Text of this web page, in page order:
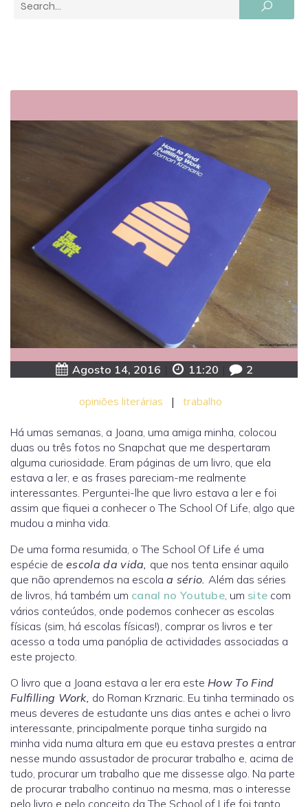
Agosto 14, 2016 11:20 2
opiniões literárias | trabalho
Há umas semanas, a Joana, uma amiga minha, colocou
duas ou três fotos no Snapchat que me despertaram
alguma curiosidade. Eram páginas de um livro, que ela
estava a ler, e as frases pareciam-me realmente
interessantes. Perguntei-lhe que livro estava a ler e foi
assim que fiquei a conhecer o The School Of Life, algo que
mudou a minha vida.
De uma forma resumida, o The School Of Life é uma
espécie de escola da vida, que nos tenta ensinar aquilo
que não aprendemos na escola a sério. Além das séries
de livros, há também um canal no Youtube, um site com
vários conteúdos, onde podemos conhecer as escolas
físicas (sim, há escolas físicas!), comprar os livros e ter
acesso a toda uma panóplia de actividades associadas a
este projecto.
O livro que a Joana estava a ler era este How To Find
Fulfilling Work, do Roman Krznaric. Eu tinha terminado os
meus deveres de estudante uns dias antes e achei o livro
interessante, principalmente porque tinha surgido na
minha vida numa altura em que eu estava prestes a entrar
nesse mundo assustador de procurar trabalho e, acima de
tudo, procurar um trabalho que me dissesse algo. Na parte
de procurar trabalho continuo na mesma, mas o interesse
pelo livro e pelo conceito da The School of Life foi tanto